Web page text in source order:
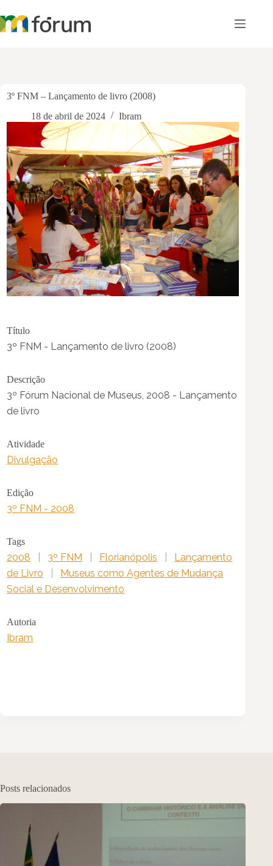
para
o
3º FNM – Lançamento de livro (2008)
18 de abril de 2024
Ibram
Título
3º FNM - Lançamento de livro (2008)
Descrição
3º Fórum Nacional de Museus, 2008 - Lançamento
de livro
Atividade
Divulgação
Edição
3º FNM - 2008
Tags
2008 3º FNM Florianópolis
Lançamento
de Livro
Museus como Agentes de Mudança
Social e Desenvolvimento
Autoria
Ibram
Posts relacionados